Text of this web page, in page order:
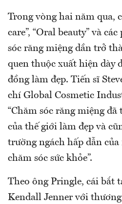
Trong vòng hai năm qua,
care”, “Oral beauty” và
sóc răng miệng dần trở
quen thuộc xuất hiện dày
đồng làm đẹp. Tiến sĩ
chí Global Cosmetic
“Chăm sóc răng miệng
của thế giới làm đẹp và
trường ngách hấp dẫn
chăm sóc sức khỏe”.
Theo ông Pringle, cái bắt
Kendall Jenner với